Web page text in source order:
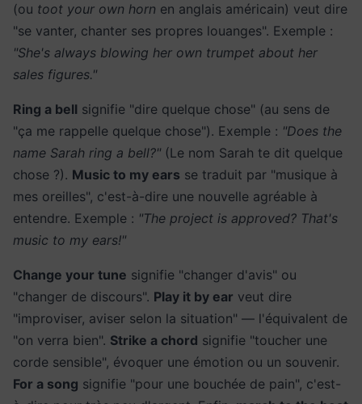
(ou toot your own horn en anglais américain) veut dire
"se vanter, chanter ses propres louanges". Exemple :
"She's always blowing her own trumpet about her
sales figures."
Ring a bell signifie "dire quelque chose" (au sens de
"ça me rappelle quelque chose"). Exemple : "Does the
name Sarah ring a bell?" (Le nom Sarah te dit quelque
chose ?). Music to my ears se traduit par "musique à
mes oreilles", c'est-à-dire une nouvelle agréable à
entendre. Exemple : "The project is approved? That's
music to my ears!"
Change your tune signifie "changer d'avis" ou
"changer de discours". Play it by ear veut dire
"improviser, aviser selon la situation" — l'équivalent de
"on verra bien". Strike a chord signifie "toucher une
corde sensible", évoquer une émotion ou un souvenir.
For a song signifie "pour une bouchée de pain", c'est-